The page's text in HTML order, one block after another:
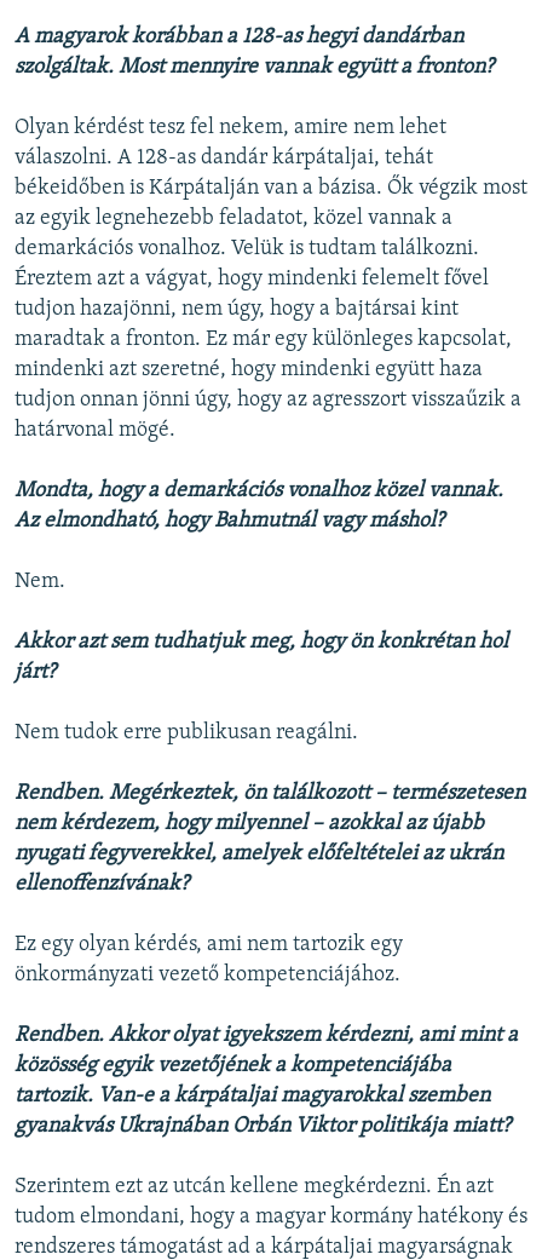
A magyarok korábban a 128-as hegyi dandárban
szolgáltak. Most mennyire vannak együtt a fronton?
Olyan kérdést tesz fel nekem, amire nem lehet
válaszolni. A 128-as dandár kárpátaljai, tehát
békeidőben is Kárpátalján van a bázisa. Ők végzik most
az egyik legnehezebb feladatot, közel vannak a
demarkációs vonalhoz. Velük is tudtam találkozni.
Éreztem azt a vágyat, hogy mindenki felemelt fővel
tudjon hazajönni, nem úgy, hogy a bajtársai kint
maradtak a fronton. Ez már egy különleges kapcsolat,
mindenki azt szeretné, hogy mindenki együtt haza
tudjon onnan jönni úgy, hogy az agresszort visszaűzik a
határvonal mögé.
Mondta, hogy a demarkációs vonalhoz közel vannak.
Az elmondható, hogy Bahmutnál vagy máshol?
Nem.
Akkor azt sem tudhatjuk meg, hogy ön konkrétan hol
járt?
Nem tudok erre publikusan reagálni.
Rendben. Megérkeztek, ön találkozott – természetesen
nem kérdezem, hogy milyennel – azokkal az újabb
nyugati fegyverekkel, amelyek előfeltételei az ukrán
ellenoffenzívának?
Ez egy olyan kérdés, ami nem tartozik egy
önkormányzati vezető kompetenciájához.
Rendben. Akkor olyat igyekszem kérdezni, ami mint a
közösség egyik vezetőjének a kompetenciájába
tartozik. Van-e a kárpátaljai magyarokkal szemben
gyanakvás Ukrajnában Orbán Viktor politikája miatt?
Szerintem ezt az utcán kellene megkérdezni. Én azt
tudom elmondani, hogy a magyar kormány hatékony és
rendszeres támogatást ad a kárpátaljai magyarságnak